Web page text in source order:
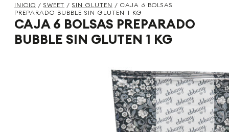
INICIO / SWEET / SIN GLUTEN / CAJA 6 BOLSAS
PREPARADO BUBBLE SIN GLUTEN 1 KG
CAJA 6 BOLSAS PREPARADO
BUBBLE SIN GLUTEN 1 KG